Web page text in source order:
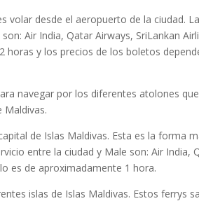
volar desde el aeropuerto de la ciudad.
Air India, Qatar Airways, SriLankan
horas y los precios de los boletos
navegar por los diferentes atolones que
Maldivas.
de Islas Maldivas. Esta es la forma
entre la ciudad y Male son: Air India,
es de aproximadamente 1 hora.
islas de Islas Maldivas. Estos ferrys